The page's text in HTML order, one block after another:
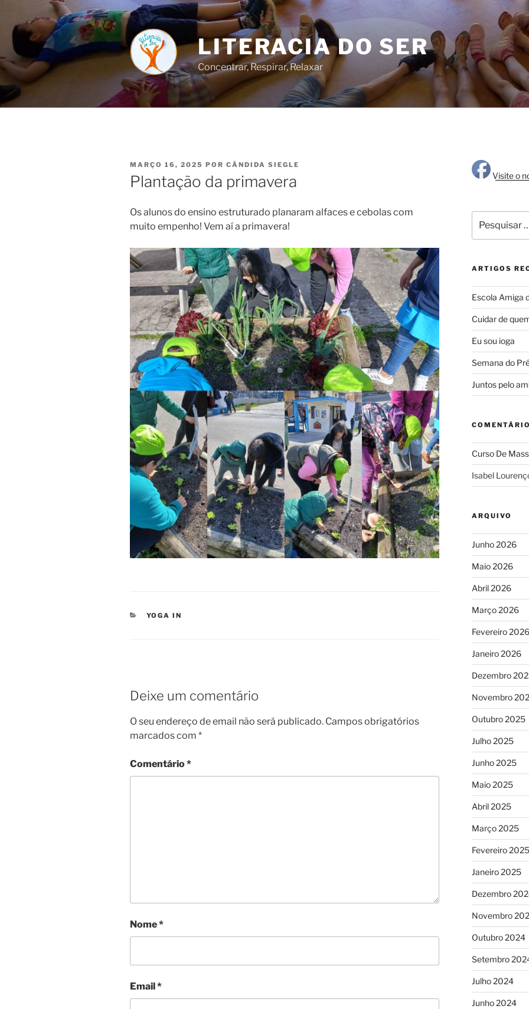
conteúdo
LITERACIA DO SER
Concentrar, Respirar, Relaxar
PUBLICADO
EM
MARÇO 16, 2025 POR CÂNDIDA SIEGLE
Plantação da primavera
Os alunos do ensino estruturado planaram alfaces e cebolas com
muito empenho! Vem aí a primavera!
CATEGORIAS
YOGA IN
Deixe um comentário
O seu endereço de email não será publicado. Campos obrigatórios
marcados com *
Comentário*
Nome*
Email*
Visite o
por:
ARTIGOS
Escola Amiga
Cuidar de
Eu sou ioga
Semana do
Juntos pelo
Curso De
Isabel
ARQUIVO
Junho 2026
Maio 2026
Abril 2026
Março 2026
Fevereiro 2026
Janeiro 2026
Dezembro
Novembro
Outubro 2025
Julho 2025
Junho 2025
Maio 2025
Abril 2025
Março 2025
Fevereiro 2025
Janeiro 2025
Dezembro
Novembro
Outubro 2024
Setembro
Julho 2024
Junho 2024